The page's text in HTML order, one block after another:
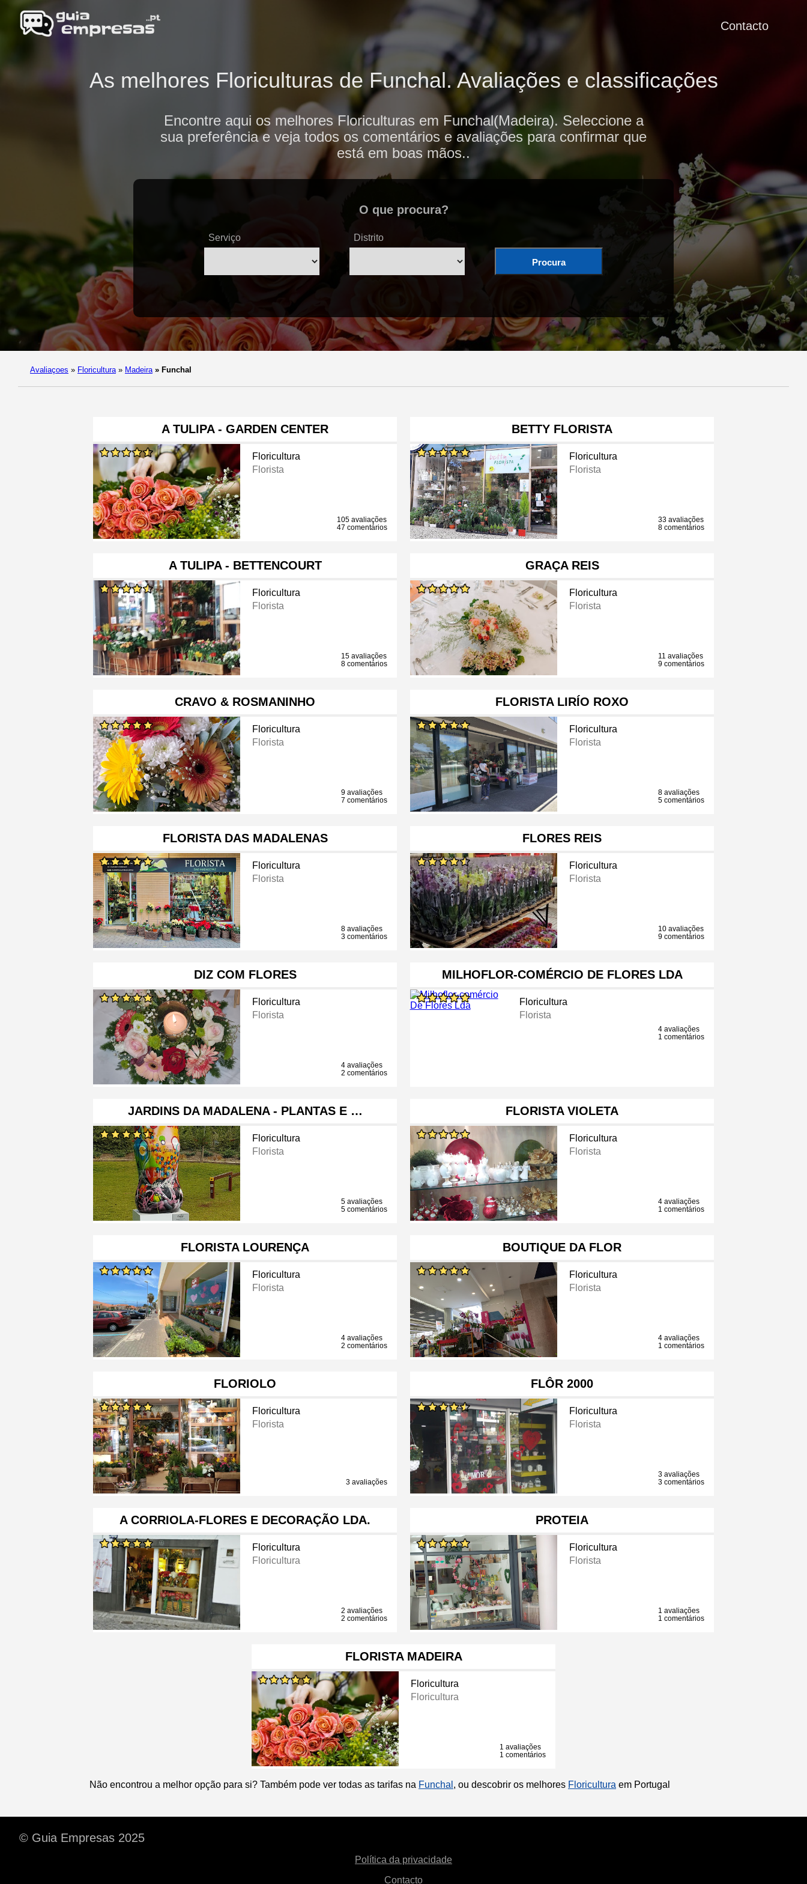
Contacto
As melhores Floriculturas de Funchal. Avaliações e classificações
Encontre aqui os melhores Floriculturas em Funchal(Madeira). Seleccione a
sua preferência e veja todos os comentários e avaliações para confirmar que
está em boas mãos..
O que procura?
Serviço Distrito
Procura
Avaliaçoes » Floricultura » Madeira » Funchal
A TULIPA - GARDEN CENTER
Floricultura
Florista
105 avaliações
47 comentários
BETTY FLORISTA
Floricultura
Florista
33 avaliações
8 comentários
A TULIPA - BETTENCOURT
Floricultura
Florista
15 avaliações
8 comentários
GRAÇA REIS
Floricultura
Florista
11 avaliações
9 comentários
CRAVO & ROSMANINHO
Floricultura
Florista
9 avaliações
7 comentários
FLORISTA LIRÍO ROXO
Floricultura
Florista
8 avaliações
5 comentários
FLORISTA DAS MADALENAS
Floricultura
Florista
8 avaliações
3 comentários
FLORES REIS
Floricultura
Florista
10 avaliações
9 comentários
DIZ COM FLORES
Floricultura
Florista
4 avaliações
2 comentários
MILHOFLOR-COMÉRCIO DE FLORES LDA
Floricultura
Florista
4 avaliações
1 comentários
JARDINS DA MADALENA - PLANTAS E …
Floricultura
Florista
5 avaliações
5 comentários
FLORISTA VIOLETA
Floricultura
Florista
4 avaliações
1 comentários
FLORISTA LOURENÇA
Floricultura
Florista
4 avaliações
2 comentários
BOUTIQUE DA FLOR
Floricultura
Florista
4 avaliações
1 comentários
FLORIOLO
Floricultura
Florista
3 avaliações
FLÔR 2000
Floricultura
Florista
3 avaliações
3 comentários
A CORRIOLA-FLORES E DECORAÇÃO LDA.
Floricultura
Floricultura
2 avaliações
2 comentários
PROTEIA
Floricultura
Florista
1 avaliações
1 comentários
FLORISTA MADEIRA
Floricultura
Floricultura
1 avaliações
1 comentários
Não encontrou a melhor opção para si? Também pode ver todas as tarifas na Funchal , ou descobrir os melhores Floricultura em Portugal
© Guia Empresas 2025
Política da privacidade
Contacto